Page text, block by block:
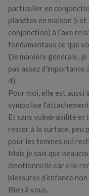
particulier en
planètes en maison 5
conjonction) à l’axe
fondamentaux ce que
De manière générale,
pas assez
4).
Pour moi, elle est aussi
symbolise
Et sans vulnérabilité et
rester à la surface,
pour les femmes qui
Mais je sais que
émotionnelle car elle
blessures d’enfance
Bien à vous.